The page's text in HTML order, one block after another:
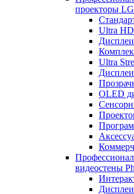
проекторы LG
Ultra
Ultra
OLED
видеостены